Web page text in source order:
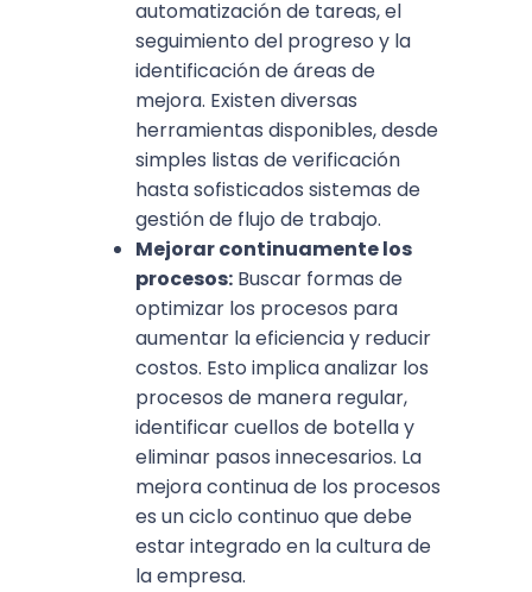
automatización de tareas, el
seguimiento del progreso y la
identificación de áreas de
mejora. Existen diversas
herramientas disponibles, desde
simples listas de verificación
hasta sofisticados sistemas de
gestión de flujo de trabajo.
Mejorar continuamente los
procesos: Buscar formas de
optimizar los procesos para
aumentar la eficiencia y reducir
costos. Esto implica analizar los
procesos de manera regular,
identificar cuellos de botella y
eliminar pasos innecesarios. La
mejora continua de los procesos
es un ciclo continuo que debe
estar integrado en la cultura de
la empresa.